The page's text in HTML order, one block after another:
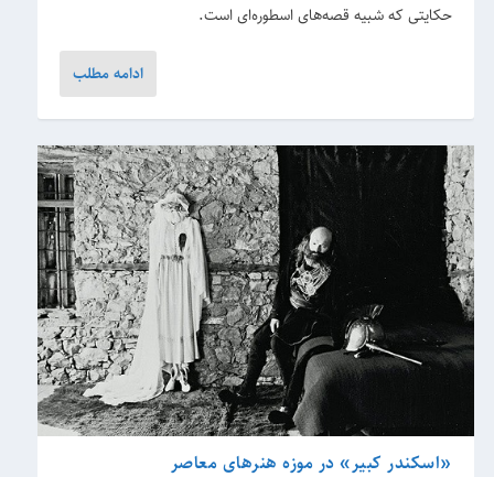
حکایتی که شبیه قصه‌های اسطوره‌ای است.
ادامه مطلب
«اسکندر کبیر» در موزه هنرهای معاصر